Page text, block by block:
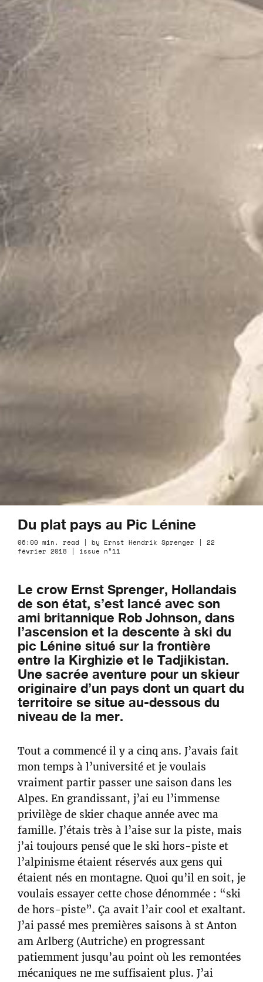
Du plat pays au Pic Lénine
06:00 min. read | by Ernst Hendrik Sprenger | 22
février 2018 | issue n°11
Le crow Ernst Sprenger, Hollandais
de son état, s’est lancé avec son
ami britannique Rob Johnson, dans
l’ascension et la descente à ski du
pic Lénine situé sur la frontière
entre la Kirghizie et le Tadjikistan.
Une sacrée aventure pour un skieur
originaire d’un pays dont un quart du
territoire se situe au-dessous du
niveau de la mer.
Tout a commencé il y a cinq ans. J’avais fait
mon temps à l’université et je voulais
vraiment partir passer une saison dans les
Alpes. En grandissant, j’ai eu l’immense
privilège de skier chaque année avec ma
famille. J’étais très à l’aise sur la piste, mais
j’ai toujours pensé que le ski hors-piste et
l’alpinisme étaient réservés aux gens qui
étaient nés en montagne. Quoi qu’il en soit, je
voulais essayer cette chose dénommée : “ski
de hors-piste”. Ça avait l’air cool et exaltant.
J’ai passé mes premières saisons à st Anton
am Arlberg (Autriche) en progressant
patiemment jusqu’au point où les remontées
mécaniques ne me suffisaient plus. J’ai